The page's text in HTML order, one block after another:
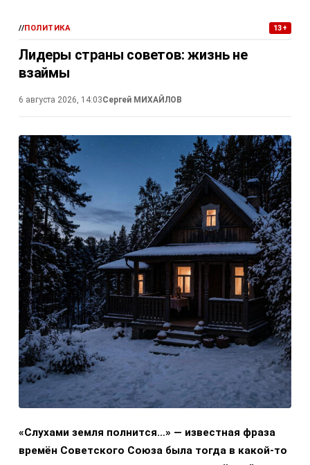
//ПОЛИТИКА 13+
Лидеры страны советов: жизнь не
взаймы
6 августа 2026, 14:03Сергей МИХАЙЛОВ
«Слухами земля полнится…» — известная фраза
времён Советского Союза была тогда в какой-то